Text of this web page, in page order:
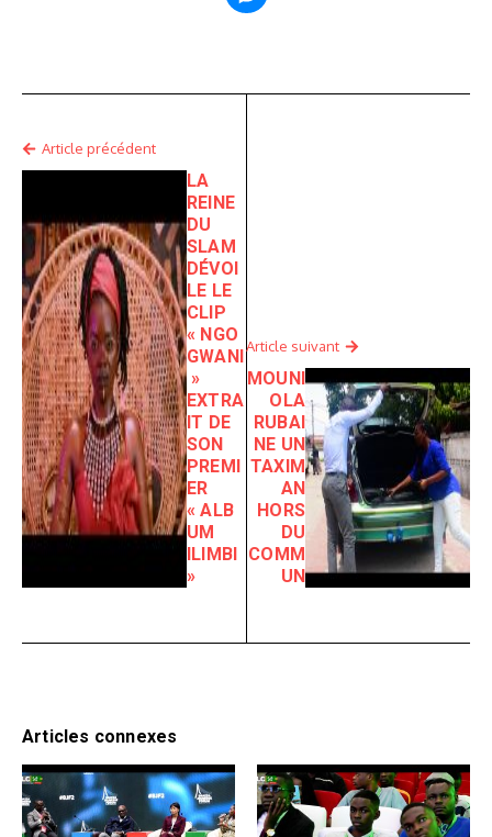
Article précédent
LA
REINE
DU
SLAM
DÉVOI
LE LE
CLIP
« NGO
GWANI
»
EXTRA
IT DE
SON
PREMI
ER
« ALB
UM
ILIMBI
»
Article suivant
MOUNI
OLA
RUBAI
NE UN
TAXIM
AN
HORS
DU
COMM
UN
Articles connexes